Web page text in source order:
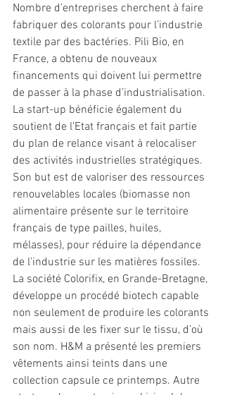
Nombre d’entreprises cherchent à faire
fabriquer des colorants pour l’industrie
textile par des bactéries. Pili Bio, en
France, a obtenu de nouveaux
financements qui doivent lui permettre
de passer à la phase d’industrialisation.
La start-up bénéficie également du
soutient de l’Etat français et fait partie
du plan de relance visant à relocaliser
des activités industrielles stratégiques.
Son but est de valoriser des ressources
renouvelables locales (biomasse non
alimentaire présente sur le territoire
français de type pailles, huiles,
mélasses), pour réduire la dépendance
de l’industrie sur les matières fossiles.
La société Colorifix, en Grande-Bretagne,
développe un procédé biotech capable
non seulement de produire les colorants
mais aussi de les fixer sur le tissu, d’où
son nom. H&M a présenté les premiers
vêtements ainsi teints dans une
collection capsule ce printemps. Autre